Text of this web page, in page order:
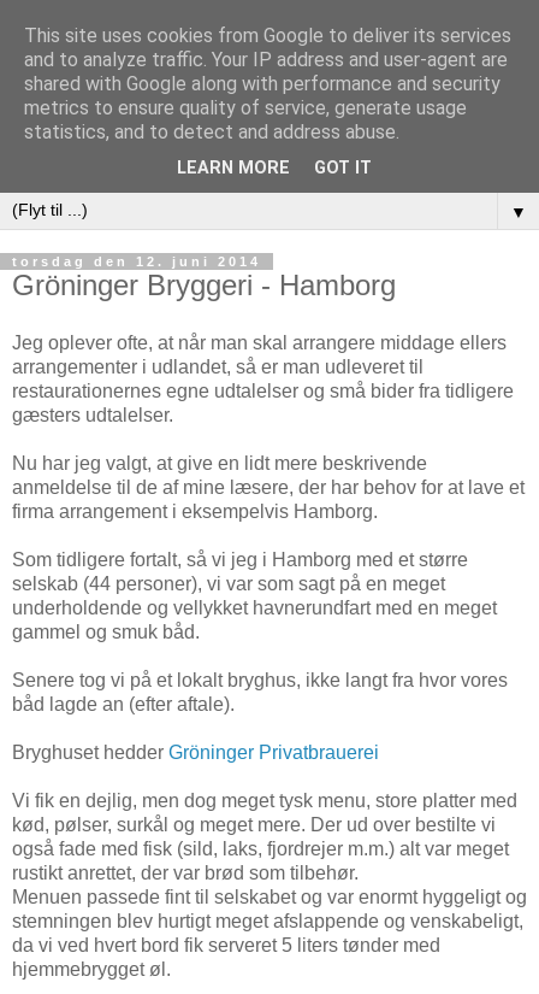
At Leve er Livet
▼
torsdag den 12. juni 2014
Gröninger Bryggeri - Hamborg
Jeg oplever ofte, at når man skal arrangere middage ellers
arrangementer i udlandet, så er man udleveret til
restaurationernes egne udtalelser og små bider fra tidligere
gæsters udtalelser.
Nu har jeg valgt, at give en lidt mere beskrivende
anmeldelse til de af mine læsere, der har behov for at lave et
firma arrangement i eksempelvis Hamborg.
Som tidligere fortalt, så vi jeg i Hamborg med et større
selskab (44 personer), vi var som sagt på en meget
underholdende og vellykket havnerundfart med en meget
gammel og smuk båd.
Senere tog vi på et lokalt bryghus, ikke langt fra hvor vores
båd lagde an (efter aftale).
Bryghuset hedder Gröninger Privatbrauerei
Vi fik en dejlig, men dog meget tysk menu, store platter med
kød, pølser, surkål og meget mere. Der ud over bestilte vi
også fade med fisk (sild, laks, fjordrejer m.m.) alt var meget
rustikt anrettet, der var brød som tilbehør.
Menuen passede fint til selskabet og var enormt hyggeligt og
stemningen blev hurtigt meget afslappende og venskabeligt,
da vi ved hvert bord fik serveret 5 liters tønder med
hjemmebrygget øl.
This site uses cookies from Google to deliver its services
and to analyze traffic. Your IP address and user-agent are
shared with Google along with performance and security
metrics to ensure quality of service, generate usage
statistics, and to detect and address abuse.
LEARN MORE GOT IT